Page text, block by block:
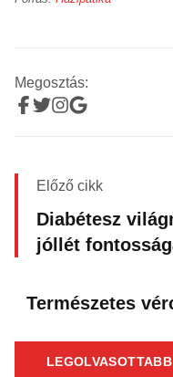
Megosztás:
Előző cikk
Diabétesz
jóllét
Természetes
LEGOLVASOTTABB